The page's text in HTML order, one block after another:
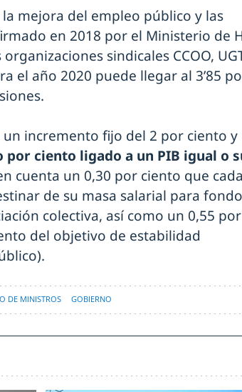
mejora del empleo público y las
en 2018 por el Ministerio de
sindicales CCOO,
el año 2020 puede llegar al 3’85
un incremento fijo del 2 por ciento y
por ciento ligado a un PIB igual o
cuenta un 0,30 por ciento que cada
de su masa salarial para
colectiva, así como un 0,55
del objetivo de estabilidad
DE MINISTROS GOBIERNO